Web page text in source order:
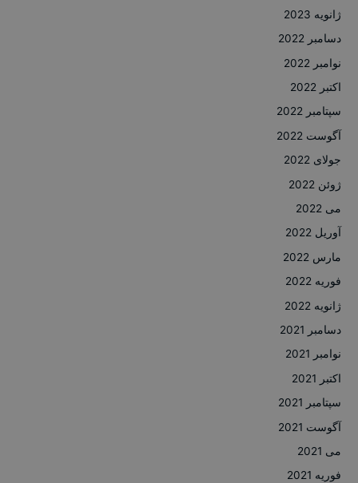
ژانویه 2023
دسامبر 2022
نوامبر 2022
اکتبر 2022
سپتامبر 2022
آگوست 2022
جولای 2022
ژوئن 2022
می 2022
آوریل 2022
مارس 2022
فوریه 2022
ژانویه 2022
دسامبر 2021
نوامبر 2021
اکتبر 2021
سپتامبر 2021
آگوست 2021
می 2021
فوریه 2021